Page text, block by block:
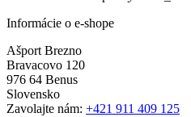
Informácie o e-shope
Ašport Brezno
Bravacovo 120
976 64 Benus
Slovensko
Zavolajte nám: +421 911 409 125